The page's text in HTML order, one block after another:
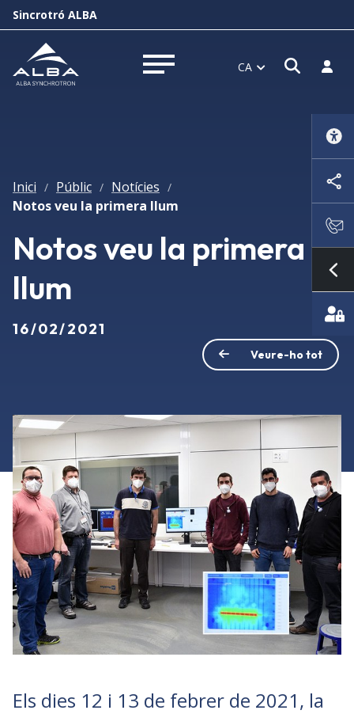
Sincrotró ALBA
Obrir menú CA Obrir
Inici / Públic / Notícies /
Notos veu la primera llum
Notos veu la primera
llum
16/02/2021
Veure-ho tot
Els dies 12 i 13 de febrer de 2021, la